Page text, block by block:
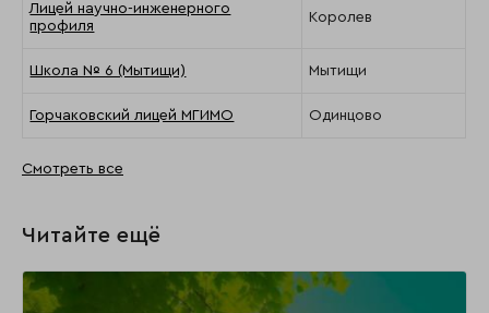
Лицей научно-инженерного
профиля
Королев
Школа № 6 (Мытищи) Мытищи
Горчаковский лицей МГИМО Одинцово
Смотреть все
Читайте ещё